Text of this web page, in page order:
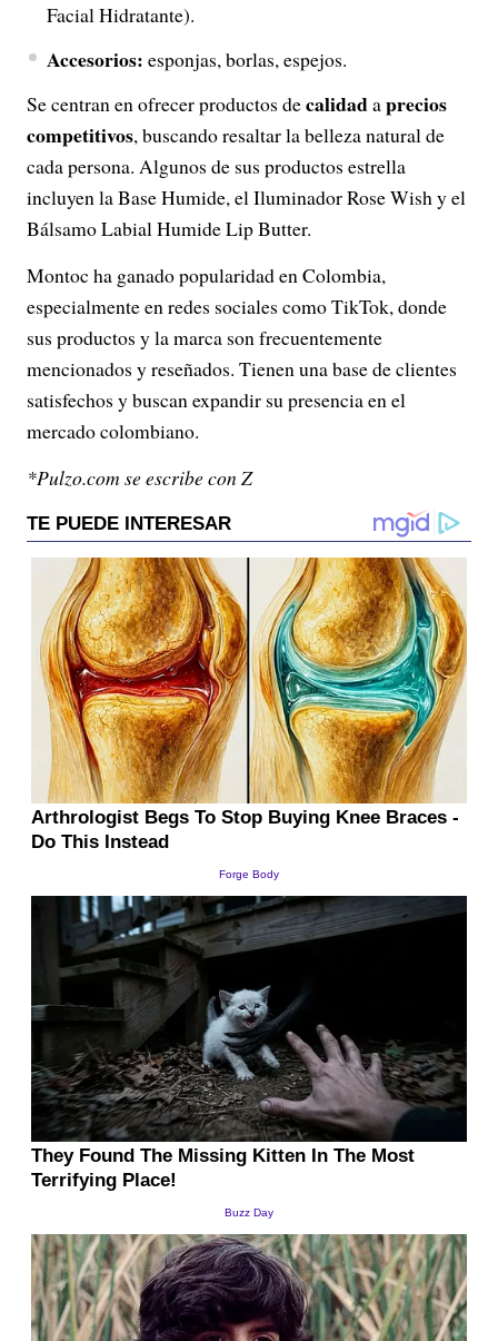
Facial Hidratante).
Accesorios: esponjas, borlas, espejos.
Se centran en ofrecer productos decalidadaprecios
competitivos, buscando resaltar la belleza natural de
cada persona. Algunos de sus productos estrella
incluyen la Base Humide, el Iluminador Rose Wish y el
Bálsamo Labial Humide Lip Butter.
Montoc ha ganado popularidad en Colombia,
especialmente en redes sociales como TikTok, donde
sus productos y la marca son frecuentemente
mencionados y reseñados. Tienen una base de clientes
satisfechos y buscan expandir su presencia en el
mercado colombiano.
*Pulzo.com se escribe con Z